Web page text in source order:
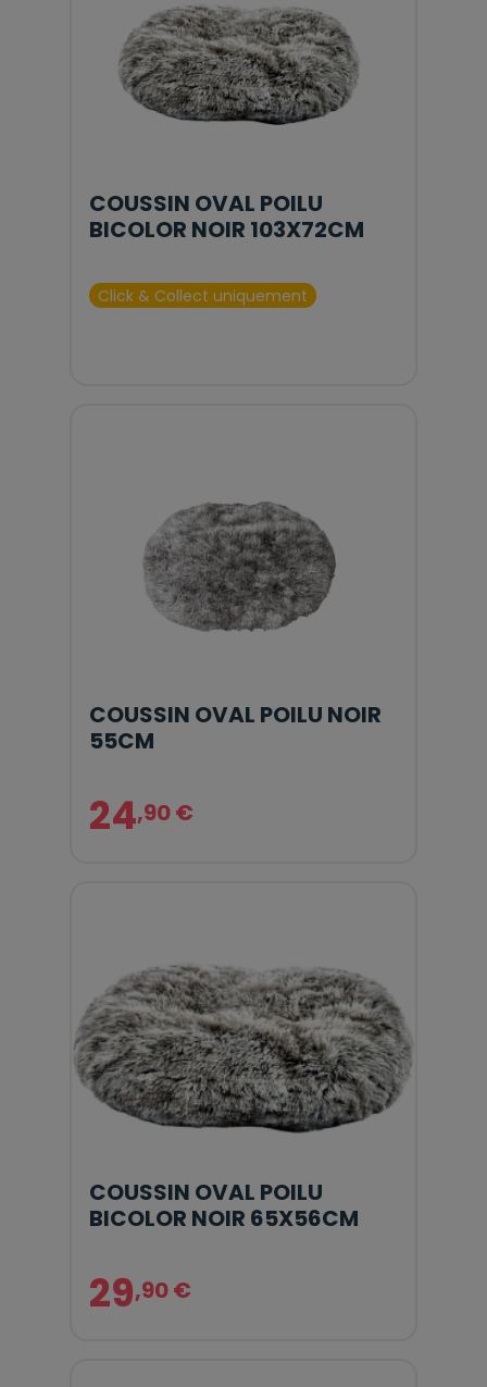
COUSSIN OVAL POILU
BICOLOR NOIR 103X72CM
Click & Collect uniquement
COUSSIN OVAL POILU NOIR
55CM
24,90 €
COUSSIN OVAL POILU
BICOLOR NOIR 65X56CM
29,90 €